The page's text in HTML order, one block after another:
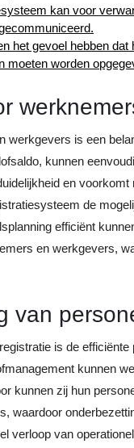
kan voor
het gevoel hebben
moeten worden
werkgevers is een
kunnen
en
de
efficiënt
en werkgevers,
van
is de
kunnen
kunnen zij hun
waardoor
verloop van